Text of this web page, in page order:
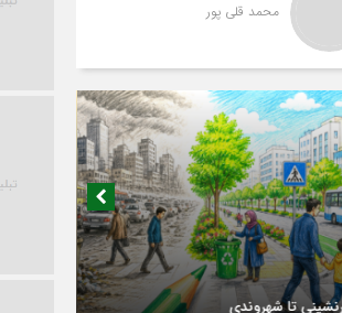
محمد قلی پور
در حاشیه تصمیم‌سازی؛ شهر بدون بازار به